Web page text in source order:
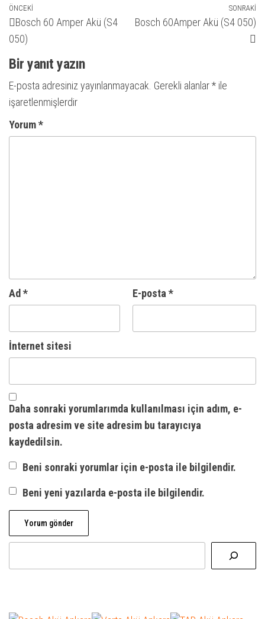
Yazı
gezinmesi
Önceki
yazı
ÖNCEKI
Bosch 60 Amper Akü (S4
050)
SONRAKI
Bosch 60Amper Akü (S4 050)
Bir yanıt yazın
E-posta adresiniz yayınlanmayacak. Gerekli alanlar* ile
işaretlenmişlerdir
Yorum*
Ad* E-posta *
İnternet sitesi
Daha sonraki yorumlarımda kullanılması için adım, e-
posta adresim ve site adresim bu tarayıcıya
kaydedilsin.
Beni sonraki yorumlar için e-posta ile bilgilendir.
Beni yeni yazılarda e-posta ile bilgilendir.